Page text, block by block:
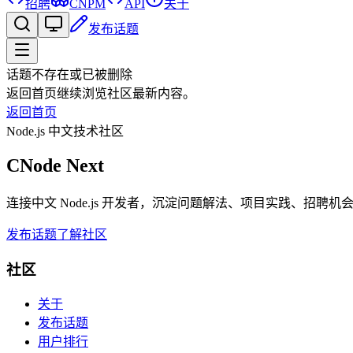
招聘 CNPM API
关于
发布话题
话题不存在或已被删除
返回首页继续浏览社区最新内容。
返回首页
Node.js 中文技术社区
CNode Next
连接中文 Node.js 开发者，沉淀问题解法、项目实践、招聘机会
发布话题了解社区
社区
关于
发布话题
用户排行